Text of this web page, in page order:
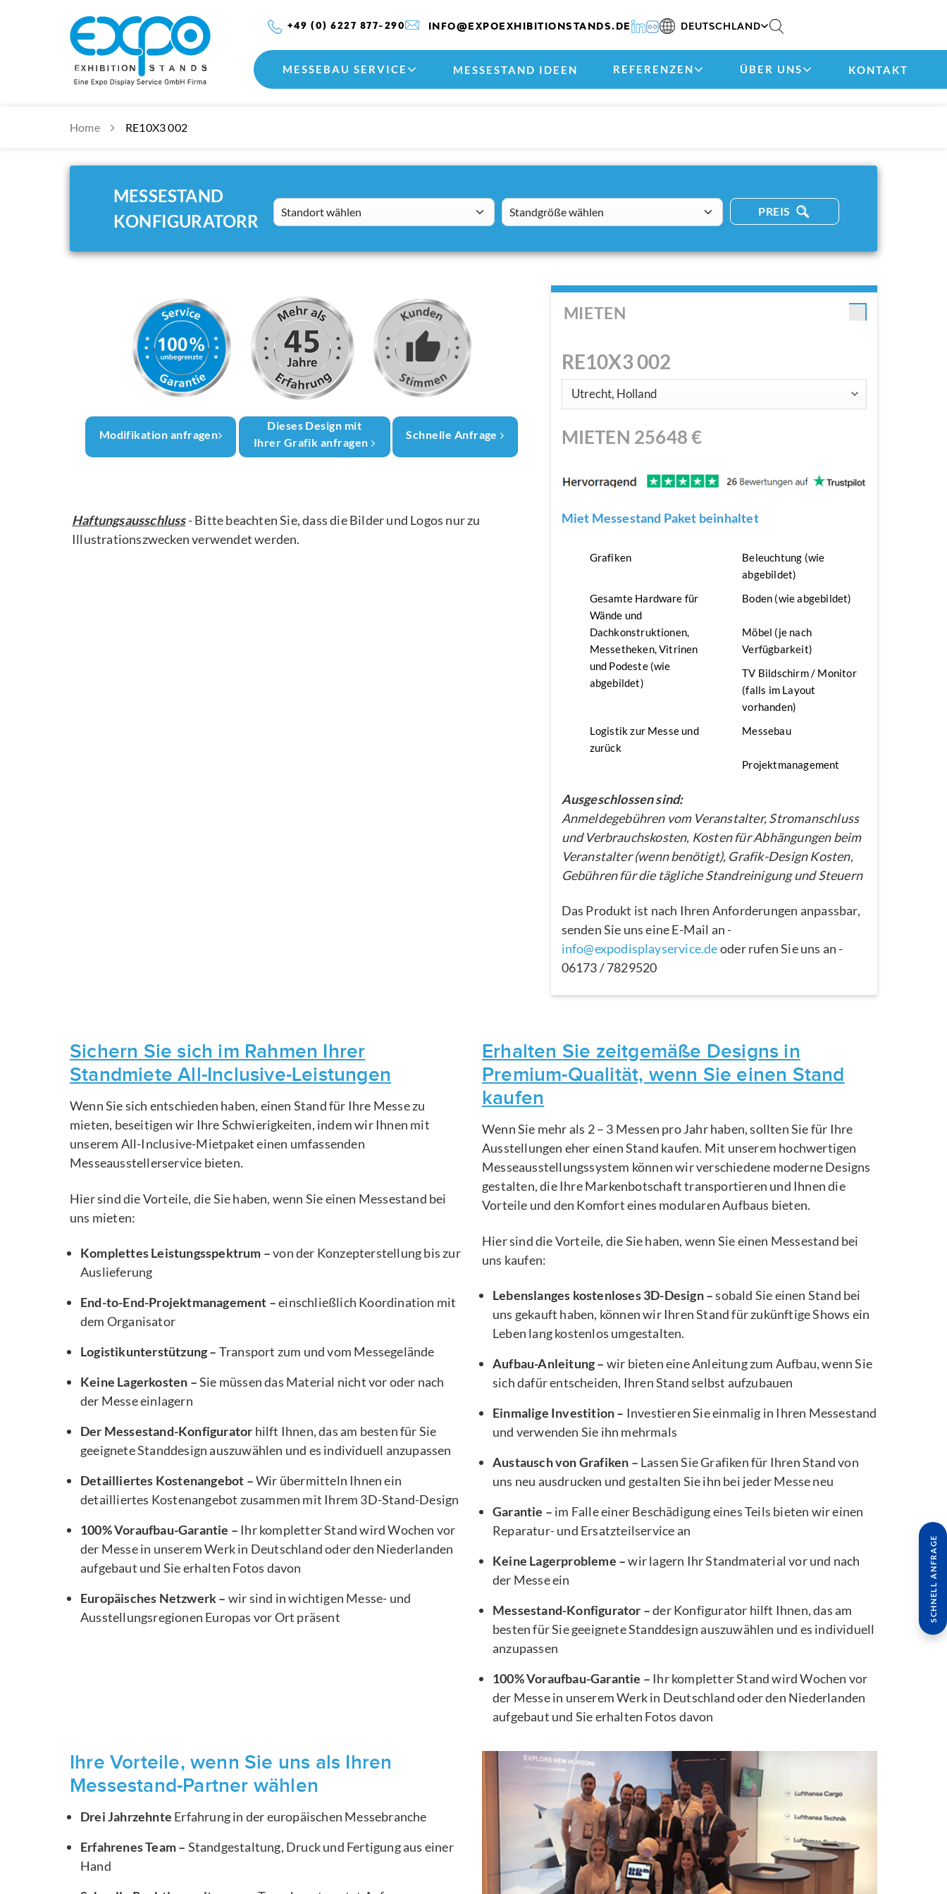
+49 (0) 6227 877-290 INFO@EXPOEXHIBITIONSTANDS.DE DEUTSCHLAND
MESSEBAU SERVICE MESSESTAND IDEEN REFERENZEN ÜBER UNS KONTAKT
Home RE10X3 002
MESSESTAND
KONFIGURATORR
Standort wählen standsizes PREIS
Modifikation anfragen
Dieses Design mit
Ihrer Grafik anfragen
Schnelle Anfrage
Haftungsausschluss- Bitte beachten Sie, dass die Bilder und Logos nur zu
Illustrationszwecken verwendet werden.
MIETEN
RE10X3 002
MIETEN 25648€
Miet Messestand Paket beinhaltet
Grafiken
Beleuchtung (wie
abgebildet)
Gesamte Hardware für
Wände und
Dachkonstruktionen,
Messetheken, Vitrinen
und Podeste (wie
abgebildet)
Boden (wie abgebildet)
Möbel (je nach
Verfügbarkeit)
TV Bildschirm / Monitor
(falls im Layout
vorhanden)
Logistik zur Messe und
zurück
Messebau
Projektmanagement
Ausgeschlossen sind:
Anmeldegebühren vom Veranstalter, Stromanschluss
und Verbrauchskosten, Kosten für Abhängungen beim
Veranstalter (wenn benötigt), Grafik-Design Kosten,
Gebühren für die tägliche Standreinigung und Steuern
Das Produkt ist nach Ihren Anforderungen anpassbar,
senden Sie uns eine E-Mail an -
info@expodisplayservice.deoder rufen Sie uns an -
06173 / 7829520
Sichern Sie sich im Rahmen Ihrer
Standmiete All-Inclusive-Leistungen
Wenn Sie sich entschieden haben, einen Stand für Ihre Messe zu
mieten, beseitigen wir Ihre Schwierigkeiten, indem wir Ihnen mit
unserem All-Inclusive-Mietpaket einen umfassenden
Messeausstellerservice bieten.
Hier sind die Vorteile, die Sie haben, wenn Sie einen Messestand bei
uns mieten:
Komplettes Leistungsspektrum –von der Konzepterstellung bis zur
Auslieferung
End-to-End-Projektmanagement –einschließlich Koordination mit
dem Organisator
Logistikunterstützung – Transport zum und vom Messegelände
Keine Lagerkosten –Sie müssen das Material nicht vor oder nach
der Messe einlagern
Der Messestand-Konfigurator hilft Ihnen, das am besten für Sie
geeignete Standdesign auszuwählen und es individuell anzupassen
Detailliertes Kostenangebot –Wir übermitteln Ihnen ein
detailliertes Kostenangebot zusammen mit Ihrem 3D-Stand-Design
100% Voraufbau-Garantie – Ihr kompletter Stand wird Wochen vor
der Messe in unserem Werk in Deutschland oder den Niederlanden
aufgebaut und Sie erhalten Fotos davon
Europäisches Netzwerk – wir sind in wichtigen Messe- und
Ausstellungsregionen Europas vor Ort präsent
Erhalten Sie zeitgemäße Designs in
Premium-Qualität, wenn Sie einen Stand
kaufen
Wenn Sie mehr als 2 – 3 Messen pro Jahr haben, sollten Sie für Ihre
Ausstellungen eher einen Stand kaufen. Mit unserem hochwertigen
Messeausstellungssystem können wir verschiedene moderne Designs
gestalten, die Ihre Markenbotschaft transportieren und Ihnen die
Vorteile und den Komfort eines modularen Aufbaus bieten.
Hier sind die Vorteile, die Sie haben, wenn Sie einen Messestand bei
uns kaufen:
Lebenslanges kostenloses 3D-Design –sobald Sie einen Stand bei
uns gekauft haben, können wir Ihren Stand für zukünftige Shows ein
Leben lang kostenlos umgestalten.
Aufbau-Anleitung – wir bieten eine Anleitung zum Aufbau, wenn Sie
sich dafür entscheiden, Ihren Stand selbst aufzubauen
Einmalige Investition – Investieren Sie einmalig in Ihren Messestand
und verwenden Sie ihn mehrmals
Austausch von Grafiken – Lassen Sie Grafiken für Ihren Stand von
uns neu ausdrucken und gestalten Sie ihn bei jeder Messe neu
Garantie – im Falle einer Beschädigung eines Teils bieten wir einen
Reparatur- und Ersatzteilservice an
Keine Lagerprobleme –wir lagern Ihr Standmaterial vor und nach
der Messe ein
Messestand-Konfigurator –der Konfigurator hilft Ihnen, das am
besten für Sie geeignete Standdesign auszuwählen und es individuell
anzupassen
100% Voraufbau-Garantie – Ihr kompletter Stand wird Wochen vor
der Messe in unserem Werk in Deutschland oder den Niederlanden
aufgebaut und Sie erhalten Fotos davon
Ihre Vorteile, wenn Sie uns als Ihren
Messestand-Partner wählen
Drei Jahrzehnte Erfahrung in der europäischen Messebranche
Erfahrenes Team – Standgestaltung, Druck und Fertigung aus einer
Hand
SCHNELL ANFRAGE